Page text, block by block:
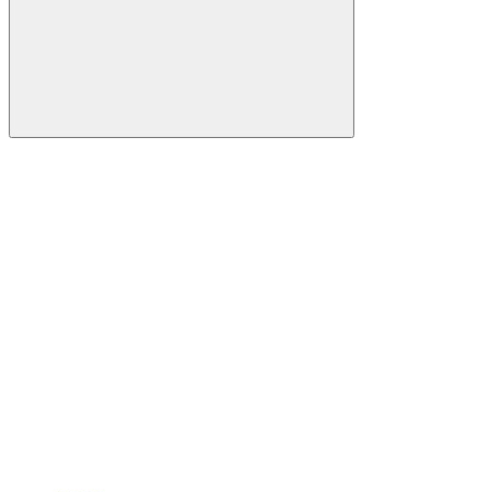
Buscar